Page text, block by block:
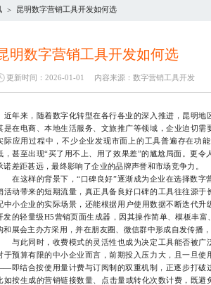
> 昆明数字营销工具开发如何选
明数字营销工具开发如何选
更新时间：2026-01-01 内容来源： 数字营销工具开发
近年来，随着数字化转型在各行各业的深入推进，昆明地
是在电商、本地生活服务、文旅推广等领域，企业迫切
际应用过程中，不少企业发现市面上的工具普遍存在功
，甚至出现“买了用不上、用了效果差”的尴尬局面。更
诺差距甚远，最终影响了企业的品牌声誉和市场竞争力。
在这样的背景下，“口碑良好”逐渐成为企业在选择数字
活动带来的短期流量，真正具备良好口碑的工具往往源
中小企业的实际场景，还能根据用户使用数据不断迭代
发的轻量级H5营销页面生成器，因其操作简单、模板丰
和展会主办方采用，并在朋友圈、微信群中形成自发传播
与此同时，收费模式的灵活性也成为决定工具能否被广
于预算有限的中小企业而言，前期投入压力大，且一旦
即结合按使用量计费与订阅制的双重机制，正逐步打破
如按生成的营销链接数量、点击量或转化次数计费，既